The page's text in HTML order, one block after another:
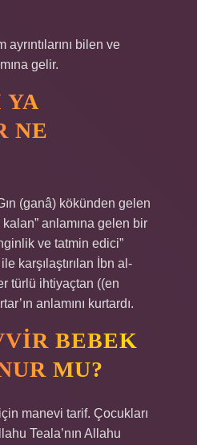
ayrıntılarını bilen ve
gelir.
YA
NE
(ganâ) kökünden gelen
kalan” anlamına gelen bir
ve tatmin edici”
karşılaştırılan İbn al-
türlü ihtiyaçtan ((en
anlamını kurtardı.
BEBEK
MU?
manevi tarif. Çocukları
Teala’nın Allahu